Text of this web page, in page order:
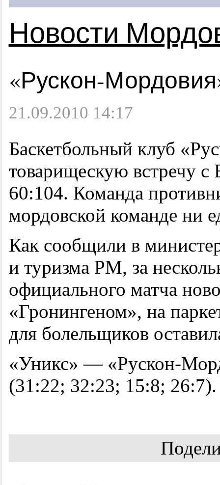
Новости
«Рускон-
21.09.2010 14:17
Баскетбольный клуб
товарищескую встречу
60:104. Команда
мордовской команде ни
Как сообщили в
и туризма РМ, за
официального матча
«Гронингеном», на
для болельщиков
«Уникс» — «Рускон-
(31:22; 32:23; 15:8; 26:7).